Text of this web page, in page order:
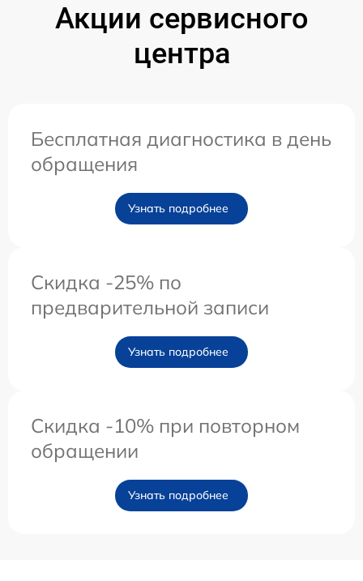
Акции сервисного
центра
Бесплатная диагностика в день
обращения
Узнать подробнее
Скидка -25% по
предварительной записи
Узнать подробнее
Скидка -10% при повторном
обращении
Узнать подробнее